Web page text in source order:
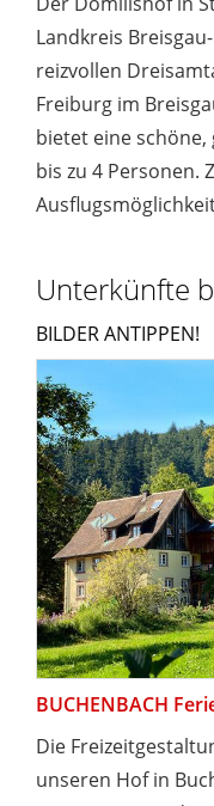
Landkreis
reizvollen
Freiburg im
bietet eine
bis zu 4 Personen.
Unterkünfte
BILDER ANTIPPEN!
BUCHENBACH
Die
unseren Hof in